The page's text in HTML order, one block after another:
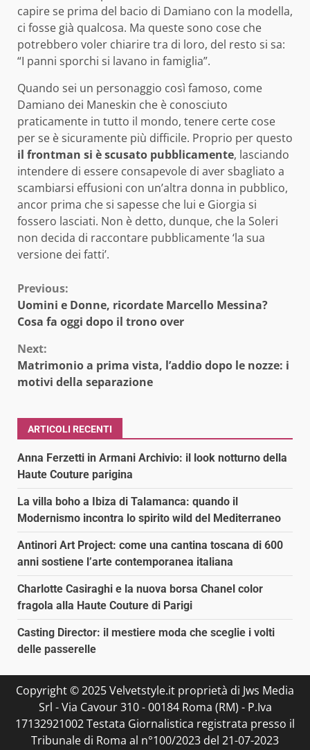
capire se prima del bacio di Damiano con la modella,
ci fosse già qualcosa. Ma queste sono cose che
potrebbero voler chiarire tra di loro, del resto si sa:
“I panni sporchi si lavano in famiglia”.
Quando sei un personaggio così famoso, come
Damiano dei Maneskin che è conosciuto
praticamente in tutto il mondo, tenere certe cose
per se è sicuramente più difficile. Proprio per questo
il frontman si è scusato pubblicamente, lasciando
intendere di essere consapevole di aver sbagliato a
scambiarsi effusioni con un’altra donna in pubblico,
ancor prima che si sapesse che lui e Giorgia si
fossero lasciati. Non è detto, dunque, che la Soleri
non decida di raccontare pubblicamente ‘la sua
versione dei fatti’.
Continue
Reading
Previous:
Uomini e Donne, ricordate Marcello Messina?
Cosa fa oggi dopo il trono over
Next:
Matrimonio a prima vista, l’addio dopo le nozze: i
motivi della separazione
ARTICOLI RECENTI
Anna Ferzetti in Armani Archivio: il look notturno della
Haute Couture parigina
La villa boho a Ibiza di Talamanca: quando il
Modernismo incontra lo spirito wild del Mediterraneo
Antinori Art Project: come una cantina toscana di 600
anni sostiene l’arte contemporanea italiana
Charlotte Casiraghi e la nuova borsa Chanel color
fragola alla Haute Couture di Parigi
Casting Director: il mestiere moda che sceglie i volti
delle passerelle
Copyright © 2025 Velvetstyle.it proprietà di Jws Media
Srl - Via Cavour 310 - 00184 Roma (RM) - P.Iva
17132921002 Testata Giornalistica registrata presso il
Tribunale di Roma al n°100/2023 del 21-07-2023